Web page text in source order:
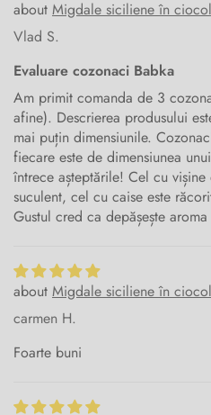
Migdale siciliene în
Vlad S.
Evaluare cozonaci Babka
Am primit comanda de 3
afine). Descrierea produsului
mai puțin dimensiunile.
fiecare este de dimensiunea
întrece așteptările! Cel cu vișine
suculent, cel cu caise este
Gustul cred ca depășește
Migdale siciliene în
carmen H.
Foarte buni